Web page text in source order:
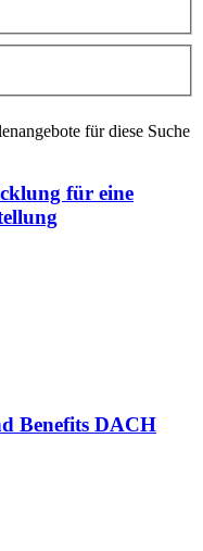
für diese Suche
für eine
Benefits DACH